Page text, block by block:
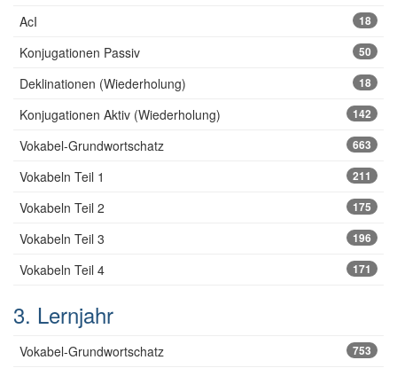
AcI 18
Konjugationen Passiv 50
Deklinationen (Wiederholung) 18
Konjugationen Aktiv (Wiederholung) 142
Vokabel-Grundwortschatz 663
Vokabeln Teil 1 211
Vokabeln Teil 2 175
Vokabeln Teil 3 196
Vokabeln Teil 4 171
3. Lernjahr
Vokabel-Grundwortschatz 753